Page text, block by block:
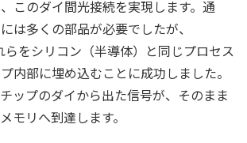
このダイ間光接続を実現します。通
は多くの部品が必要でしたが、
をシリコン（半導体）と同じプロセス
内部に埋め込むことに成功しました。
ップのダイから出た信号が、そのまま
モリへ到達します。